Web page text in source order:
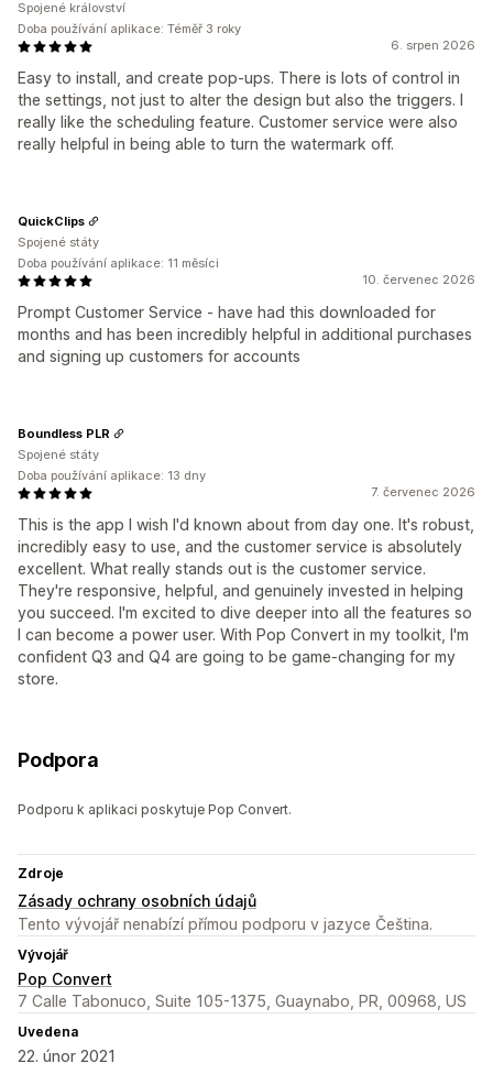
6. srpen 2026
Easy to install, and create pop-ups. There is lots of control in
the settings, not just to alter the design but also the triggers. I
really like the scheduling feature. Customer service were also
really helpful in being able to turn the watermark off.
Spojené království
Doba používání aplikace: Téměř 3 roky
10. červenec 2026
Prompt Customer Service - have had this downloaded for
months and has been incredibly helpful in additional purchases
and signing up customers for accounts
QuickClips
Spojené státy
Doba používání aplikace: 11 měsíci
7. červenec 2026
This is the app I wish I'd known about from day one. It's robust,
incredibly easy to use, and the customer service is absolutely
excellent. What really stands out is the customer service.
They're responsive, helpful, and genuinely invested in helping
you succeed. I'm excited to dive deeper into all the features so
I can become a power user. With Pop Convert in my toolkit, I'm
confident Q3 and Q4 are going to be game-changing for my
store.
Boundless PLR
Spojené státy
Doba používání aplikace: 13 dny
Podpora
Podporu k aplikaci poskytuje Pop Convert.
Zdroje
Zásady ochrany osobních údajů
Tento vývojář nenabízí přímou podporu v jazyce Čeština.
Vývojář
Pop Convert
7 Calle Tabonuco, Suite 105-1375, Guaynabo, PR, 00968, US
Uvedena
22. únor 2021